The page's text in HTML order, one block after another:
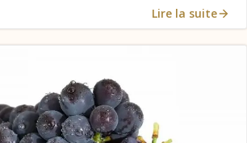
Lire la suite